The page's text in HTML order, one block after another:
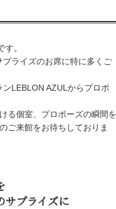
。
ライズのお席に特に多くご
LEBLON AZULからプロポ
る個室、プロポーズの瞬間を
ご来館をお待ちしておりま
サプライズに